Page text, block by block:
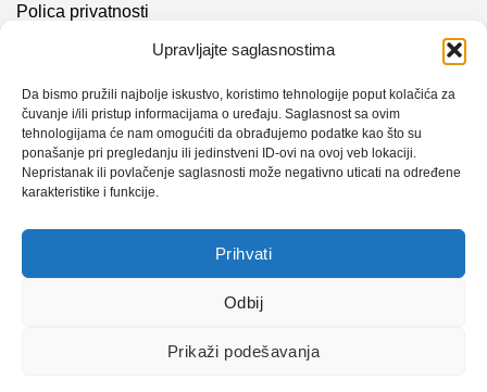
Upravljajte saglasnostima
Da bismo pružili najbolje iskustvo, koristimo tehnologije poput kolačića za
čuvanje i/ili pristup informacijama o uređaju. Saglasnost sa ovim
tehnologijama će nam omogućiti da obrađujemo podatke kao što su
ponašanje pri pregledanju ili jedinstveni ID-ovi na ovoj veb lokaciji.
Nepristanak ili povlačenje saglasnosti može negativno uticati na određene
karakteristike i funkcije.
Prihvati
Odbij
Prikaži podešavanja
Polica privatnosti
Kontakt info
Novosti
Sistem mjerenja vibracija – papir mašina 4
Certificirani partner za održavanje